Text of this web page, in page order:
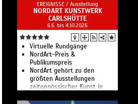
EREIGNISSE / Ausstellung
NORDART KUNSTWERK
CARLSHÜTTE
6.6. bis 4.10.2026
Virtuelle Rundgänge
NordArt-Preis &
Publikumspreis
NordArt gehört zu den
größten Ausstellungen
zeitgenössischer Kunst in